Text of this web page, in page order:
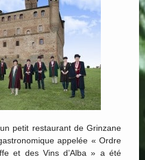
petit restaurant de Grinzane
appelée « Ordre
et des Vins d’Alba » a été